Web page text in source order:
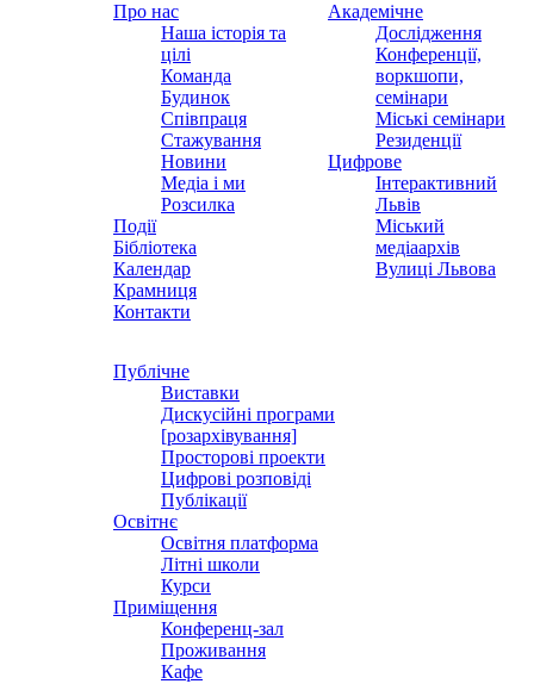
Про нас
Наша історія та
цілі
Команда
Будинок
Співпраця
Стажування
Новини
Медіа і ми
Розсилка
Події
Бібліотека
Календар
Крамниця
Контакти
Академічне
Дослідження
Конференції,
воркшопи,
семінари
Міські семінари
Резиденції
Цифрове
Інтерактивний
Львів
Міський
медіаархів
Вулиці Львова
Публічне
Виставки
Дискусійні програми
[розархівування]
Просторові проекти
Цифрові розповіді
Публікації
Освітнє
Освітня платформа
Літні школи
Курси
Приміщення
Конференц-зал
Проживання
Кафе